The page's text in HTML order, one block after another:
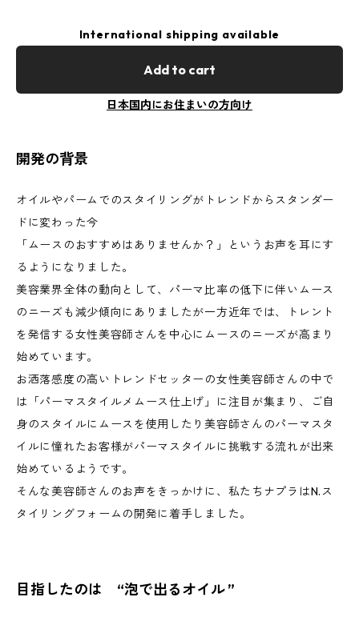
International shipping available
Add to cart
日本国内にお住まいの方向け
開発の背景
オイルやパームでのスタイリングがトレンドからスタンダー
ドに変わった今
「ムースのおすすめはありませんか？」というお声を耳にす
るようになりました。
美容業界全体の動向として、パーマ比率の低下に伴いムース
のニーズも減少傾向にありましたが一方近年では、トレント
を発信する女性美容師さんを中心にムースのニーズが高まり
始めています。
お洒落感度の高いトレンドセッターの女性美容師さんの中で
は「パーマスタイルメムース仕上げ」に注目が集まり、ご自
身のスタイルにムースを使用したり美容師さんのパーマスタ
イルに憧れたお客様がパーマスタイルに挑戦する流れが出来
始めているようです。
そんな美容師さんのお声をきっかけに、私たちナプラはN.ス
タイリングフォームの開発に着手しました。
目指したのは “泡で出るオイル ”